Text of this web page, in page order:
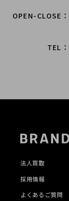
OPEN-CLOSE
TEL
法人買取
採用情報
よくあるご質問